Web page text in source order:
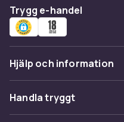
Bild: 1080p High Definition,
Språk: Engelska
Text: Svenska, Danska,
Ljud: Dolby Atmos
Längd: 2 tim 13 min
Label: Paramount
Distributör: SF
Trygg e-handel
Hjälp och information
Vanliga frågor
Spåra paket
Handla tryggt